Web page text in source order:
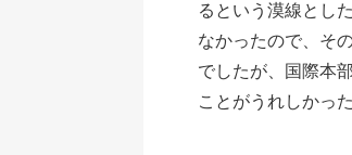
るという漠線とし
なかったので、そ
でしたが、国際本
ことがうれしかった